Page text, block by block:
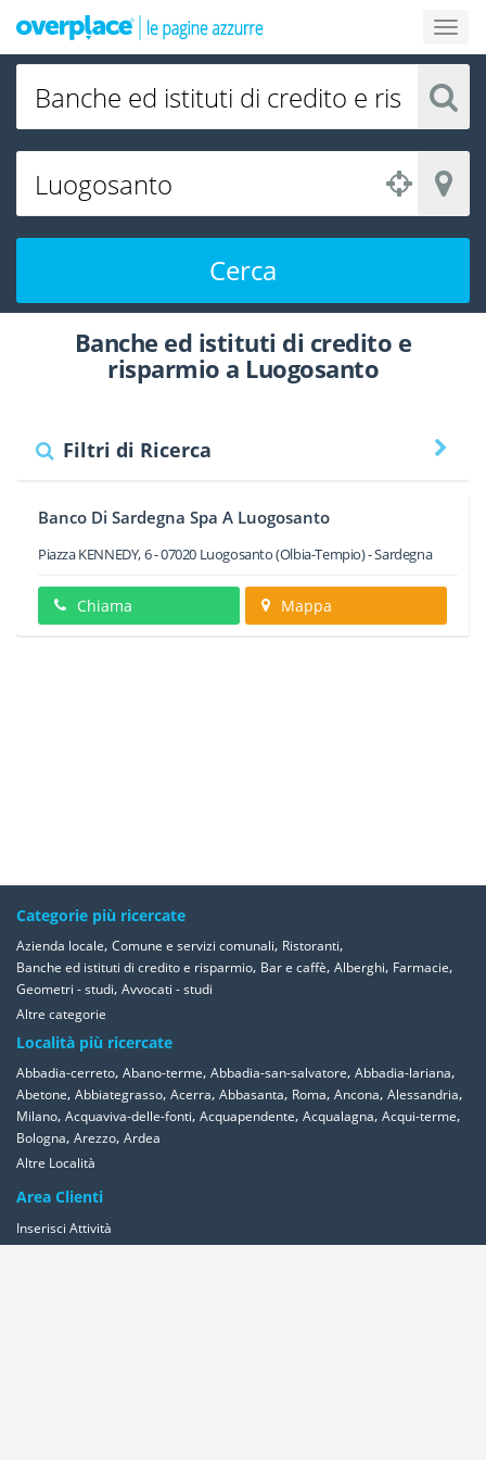
Cerca
Banche ed istituti di credito e
risparmio a Luogosanto
Filtri di Ricerca
Banco Di Sardegna Spa A Luogosanto
Piazza KENNEDY, 6-07020 Luogosanto(Olbia-Tempio) -Sardegna
Chiama Mappa
Categorie più ricercate
Azienda locale, Comune e servizi comunali, Ristoranti,
Banche ed istituti di credito e risparmio, Bar e caffè, Alberghi, Farmacie,
Geometri - studi, Avvocati - studi
Altre categorie
Località più ricercate
Abbadia-cerreto, Abano-terme, Abbadia-san-salvatore, Abbadia-lariana,
Abetone, Abbiategrasso, Acerra, Abbasanta, Roma, Ancona, Alessandria,
Milano, Acquaviva-delle-fonti, Acquapendente, Acqualagna, Acqui-terme,
Bologna, Arezzo, Ardea
Altre Località
Area Clienti
Inserisci Attività